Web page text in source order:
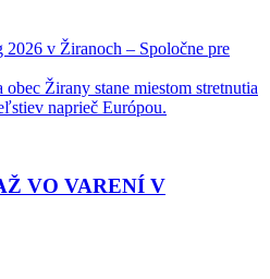
v Žiranoch – Spoločne pre
Žirany stane miestom stretnutia
naprieč Európou.
VO VARENÍ V